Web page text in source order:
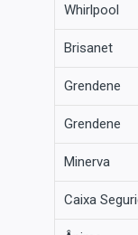
Whirlpool
Brisanet
Grendene
Grendene
Minerva
Caixa